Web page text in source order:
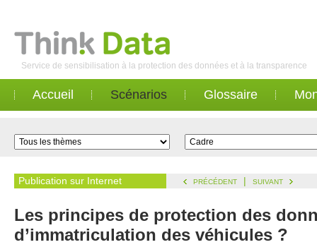
Service de sensibilisation à la protection des données et à la transparence
Accueil Scénarios Glossaire
Publication sur Internet PRÉCÉDENT | SUIVANT
Les principes de protection des
d’immatriculation des véhicules ?